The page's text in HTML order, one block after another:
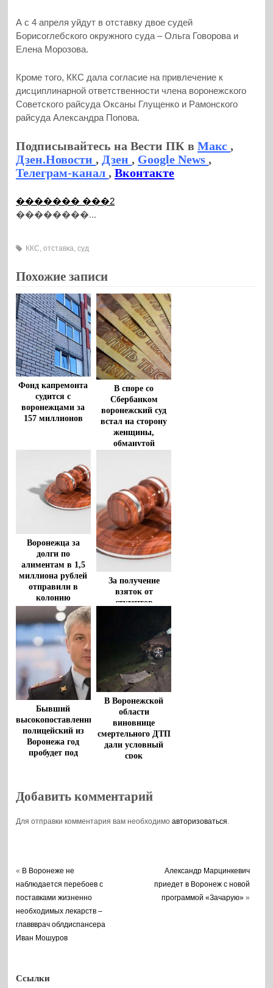
А с 4 апреля уйдут в отставку двое судей
Борисоглебского окружного суда – Ольга Говорова и
Елена Морозова.
Кроме того, ККС дала согласие на привлечение к
дисциплинарной ответственности члена воронежского
Советского райсуда Оксаны Глущенко и Рамонского
райсуда Александра Попова.
Подписывайтесь на Вести ПК вМакс,
Дзен.Новости,Дзен, Google News,
Телеграм-канал,Вконтакте
������� ���2
��������...
ККС ,отставка ,суд
Похожие записи
Фонд капремонта
судится с
воронежцами за
157 миллионов
В споре со
Сбербанком
воронежский суд
встал на сторону
женщины,
обманутой
Воронежца за
долги по
алиментам в 1,5
миллиона рублей
отправили в
колонию
За получение
взяток от
студентов
академии спорта
Бывший
высокопоставленный
полицейский из
Воронежа год
пробудет под
В Воронежской
области
виновнице
смертельного ДТП
дали условный
срок
Добавить комментарий
Для отправки комментария вам необходимоавторизоваться.
« В Воронеже не
наблюдается перебоев с
поставками жизненно
необходимых лекарств –
главвврач облдиспансера
Иван Мошуров
Александр Марцинкевич
приедет в Воронеж с новой
программой «Зачарую» »
Ссылки